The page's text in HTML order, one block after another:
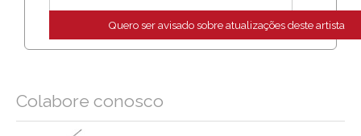
Quero ser avisado sobre atualizações deste artista
Colabore conosco